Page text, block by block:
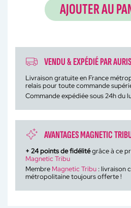
AJOUTER AU
VENDU & EXPÉDIÉ PAR AURIS
Livraison gratuite en France
relais pour toute commande
Commande expédiée sous 24h du
AVANTAGES MAGNETIC
+ 24points de fidélitégrâce à ce
Magnetic Tribu
Membre Magnetic Tribu : livraison
métropolitaine toujours offerte !